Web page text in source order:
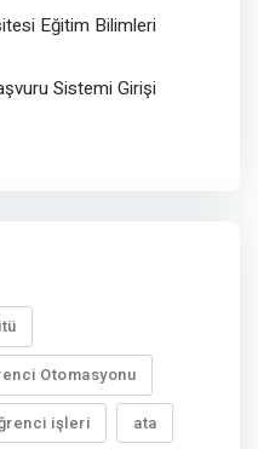
Eğitim Bilimleri
Sistemi Girişi
itü
Otomasyonu
işleri ata